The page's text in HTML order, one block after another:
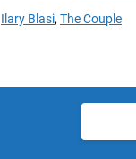
Ilary Blasi,The Couple
per: